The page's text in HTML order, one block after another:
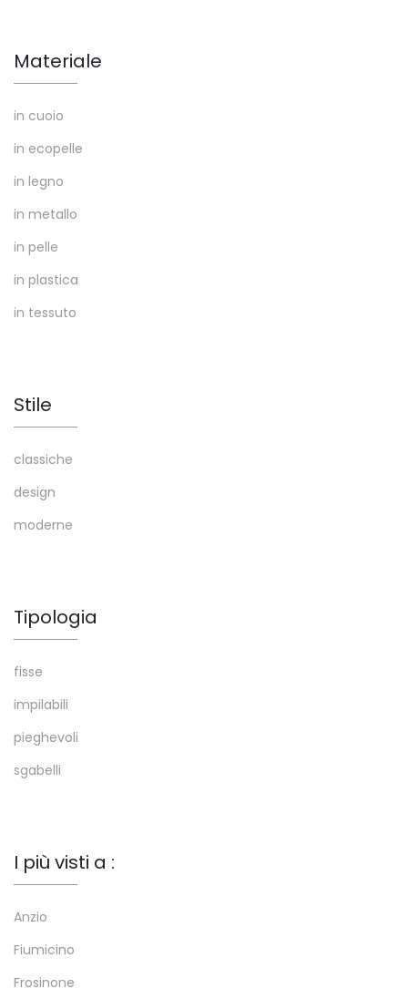
Materiale
in cuoio
in ecopelle
in legno
in metallo
in pelle
in plastica
in tessuto
Stile
classiche
design
moderne
Tipologia
fisse
impilabili
pieghevoli
sgabelli
I più visti a :
Anzio
Fiumicino
Frosinone